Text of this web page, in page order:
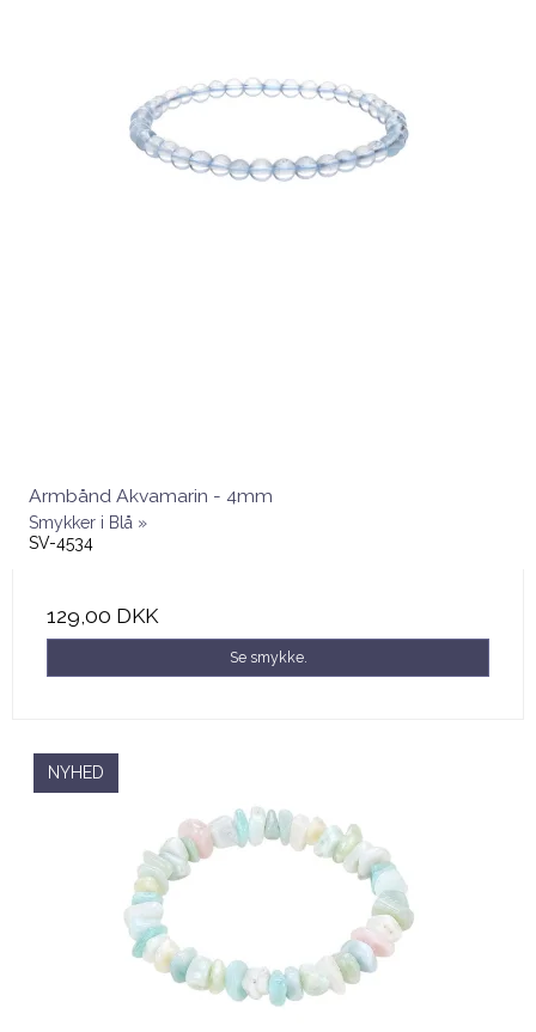
Armbånd Akvamarin - 4mm
Smykker i Blå »
SV-4534
129,00 DKK
Se smykke.
NYHED